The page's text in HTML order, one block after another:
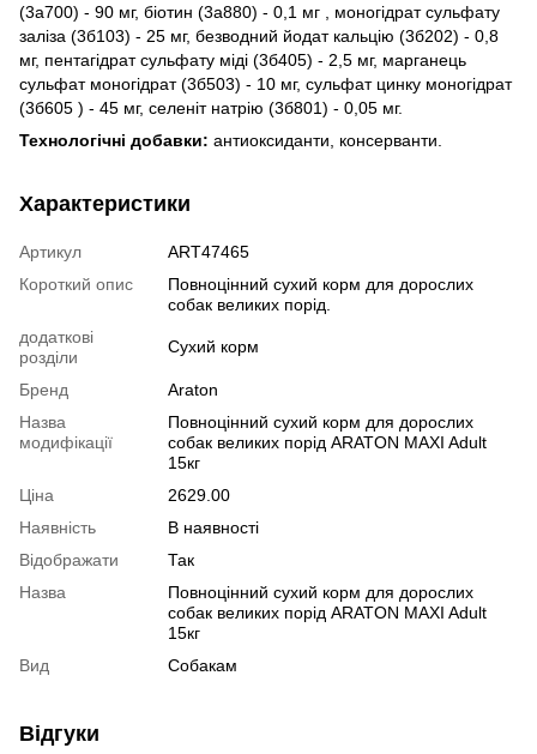
(3a700) - 90 мг, біотин (3a880) - 0,1 мг , моногідрат сульфату
заліза (3б103) - 25 мг, безводний йодат кальцію (3б202) - 0,8
мг, пентагідрат сульфату міді (3б405) - 2,5 мг, марганець
сульфат моногідрат (3б503) - 10 мг, сульфат цинку моногідрат
(3б605 ) - 45 мг, селеніт натрію (3б801) - 0,05 мг.
Технологічні добавки: aнтиоксиданти, консерванти.
Характеристики
Артикул
ART47465
Короткий опис
Повноцінний сухий корм для дорослих
собак великих порід.
додаткові
розділи
Сухий корм
Бренд
Araton
Назва
модифікації
Повноцінний сухий корм для дорослих
собак великих порід ARATON MAXI Adult
15кг
Ціна
2629.00
Наявність
В наявності
Відображати
Так
Назва
Повноцінний сухий корм для дорослих
собак великих порід ARATON MAXI Adult
15кг
Вид
Собакам
Відгуки